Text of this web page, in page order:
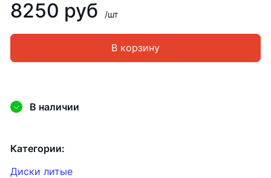
8250 руб /шт
В корзину
Категории:
Диски литые
В наличии